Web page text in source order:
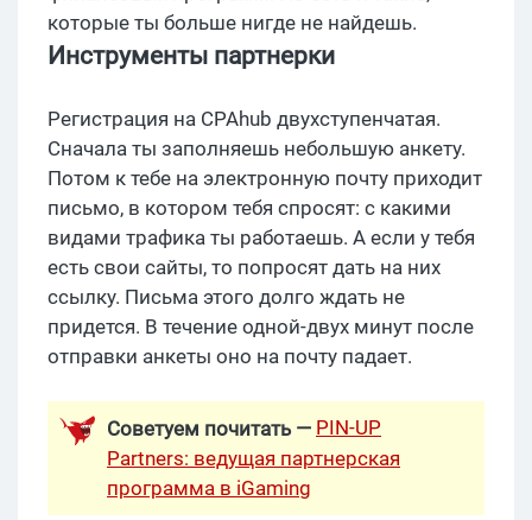
которые ты больше нигде не найдешь.
Инструменты партнерки
Регистрация на CPAhub двухступенчатая.
Сначала ты заполняешь небольшую анкету.
Потом к тебе на электронную почту приходит
письмо, в котором тебя спросят: с какими
видами трафика ты работаешь. А если у тебя
есть свои сайты, то попросят дать на них
ссылку. Письма этого долго ждать не
придется. В течение одной-двух минут после
отправки анкеты оно на почту падает.
Советуем почитать — PIN-UP
Partners: ведущая партнерская
программа в iGaming